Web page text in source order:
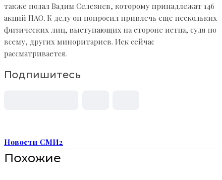
также подал Вадим Селезнев, которому принадлежат 146
акций ПАО. К делу он попросил привлечь еще нескольких
физических лиц, выступающих на стороне истца, судя по
всему, других миноритариев. Иск сейчас
рассматривается.
Подпишитесь
Новости СМИ2
Похожие